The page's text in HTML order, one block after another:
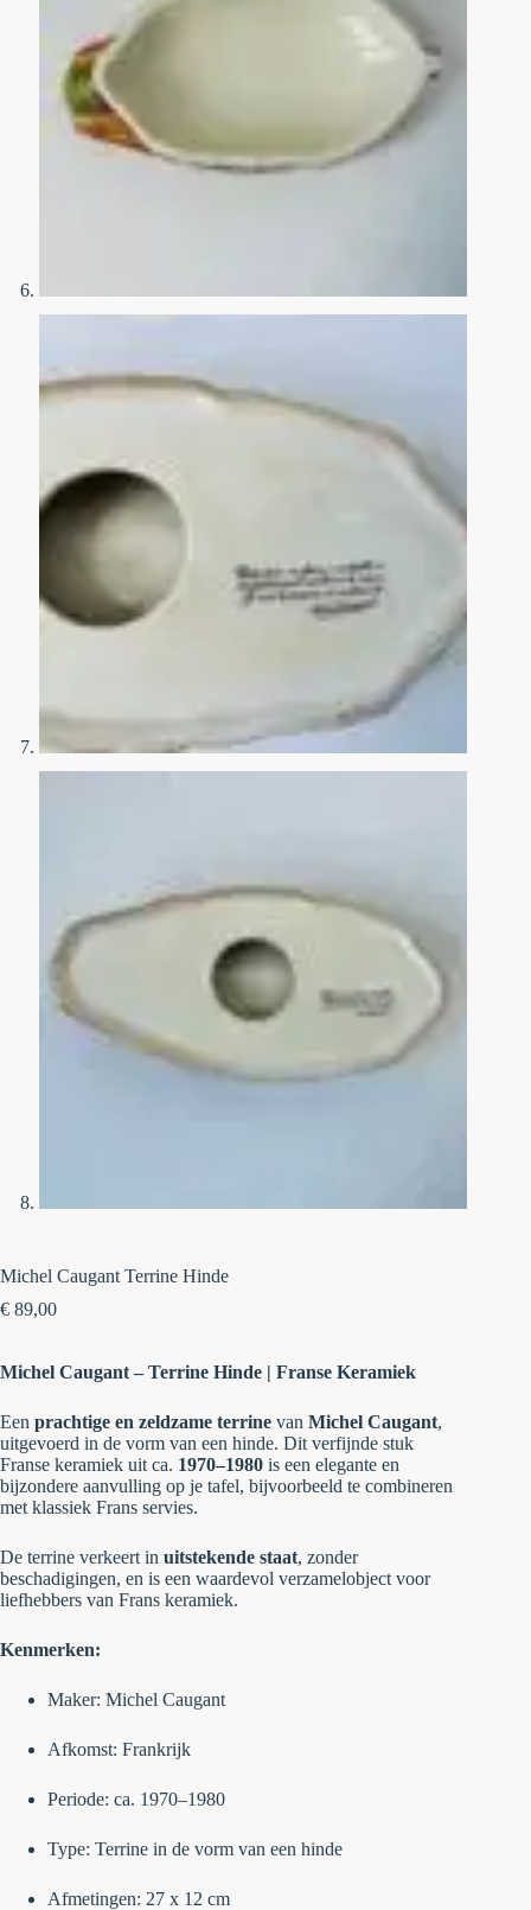
Michel Caugant Terrine Hinde
€ 89,00
Michel Caugant – Terrine Hinde | Franse Keramiek
Een prachtige en zeldzame terrine van Michel Caugant,
uitgevoerd in de vorm van een hinde. Dit verfijnde stuk
Franse keramiek uit ca. 1970–1980 is een elegante en
bijzondere aanvulling op je tafel, bijvoorbeeld te combineren
met klassiek Frans servies.
De terrine verkeert in uitstekende staat, zonder
beschadigingen, en is een waardevol verzamelobject voor
liefhebbers van Frans keramiek.
Kenmerken:
Maker: Michel Caugant
Afkomst: Frankrijk
Periode: ca. 1970–1980
Type: Terrine in de vorm van een hinde
Afmetingen: 27 x 12 cm